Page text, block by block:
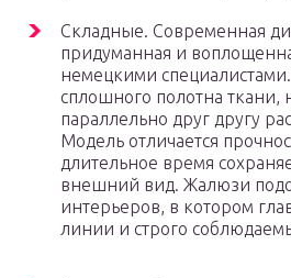
Складные. Современная
придуманная и
немецкими
сплошного полотна ткани,
параллельно друг другу
Модель отличается
длительное время
внешний вид. Жалюзи
интерьеров, в котором
линии и строго